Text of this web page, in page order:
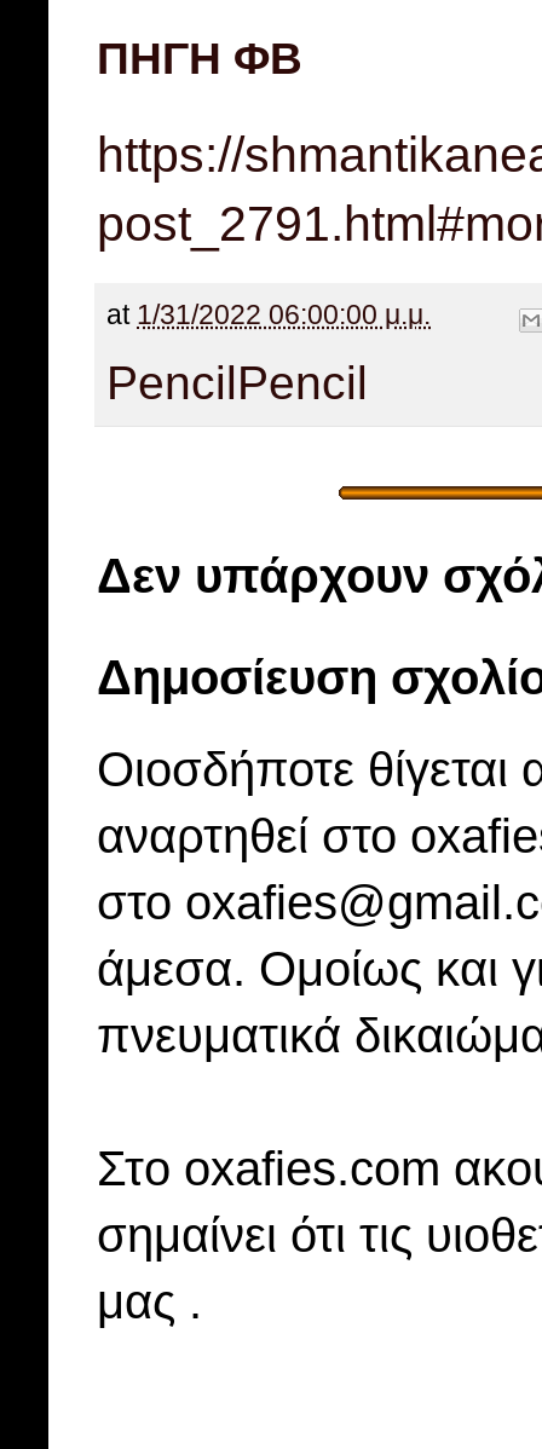
ΠΗΓΗ ΦΒ
https://
at 1/31/2022 06:00:00 μ.μ.
PencilPencil
Δεν υπάρχουν
Δημοσίευση
Οιοσδήποτε
αναρτηθεί στο
στο
άμεσα. Ομοίως και
πνευματικά
Στo oxafies.com
σημαίνει ότι τις
μας .